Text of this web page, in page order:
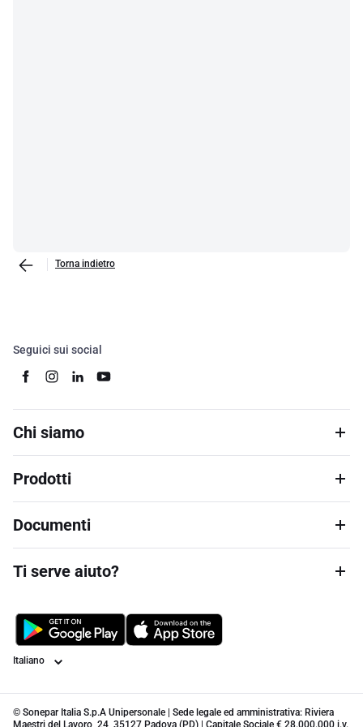
Torna indietro
Seguici sui social
Chi siamo
Prodotti
Documenti
Ti serve aiuto?
Lingua
© Sonepar Italia S.p.A Unipersonale | Sede legale ed amministrativa: Riviera
Maestri del Lavoro, 24, 35127 Padova (PD) | Capitale Sociale € 28.000.000 i.v.